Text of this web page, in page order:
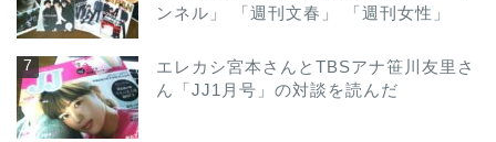
ンネル」 「週刊文春」 「週刊女性」
エレカシ宮本さんとTBSアナ笹川友里さ
ん「JJ1月号」の対談を読んだ